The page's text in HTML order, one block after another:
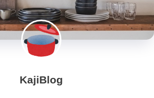
KajiBlog